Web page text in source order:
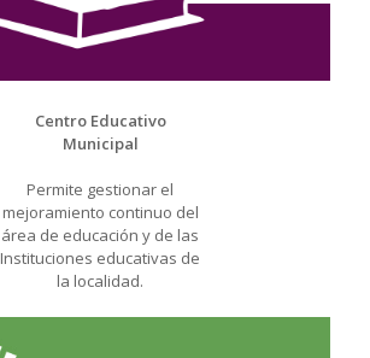
Centro Educativo
Municipal
Permite gestionar el
mejoramiento continuo del
área de educación y de las
Instituciones educativas de
la localidad.